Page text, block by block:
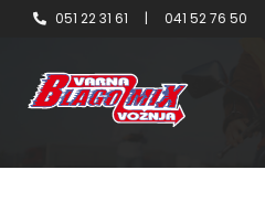
051 22 31 61 | 041 52 76 50